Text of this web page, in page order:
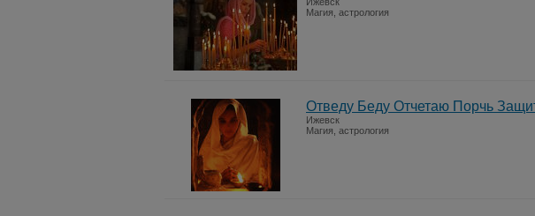
Магия, астрология
Отведу Беду Отчетаю Порчь
Ижевск
Магия, астрология